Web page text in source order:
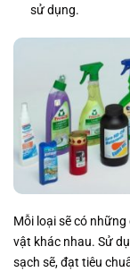
sử dụng.
Mỗi loại sẽ có
vật khác nhau. Sử
sạch sẽ, đạt tiêu